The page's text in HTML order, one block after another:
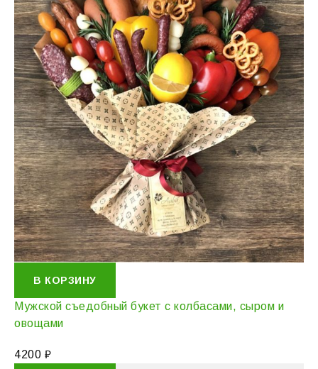
В КОРЗИНУ
Мужской съедобный букет с колбасами, сыром и
овощами
4200 ₽